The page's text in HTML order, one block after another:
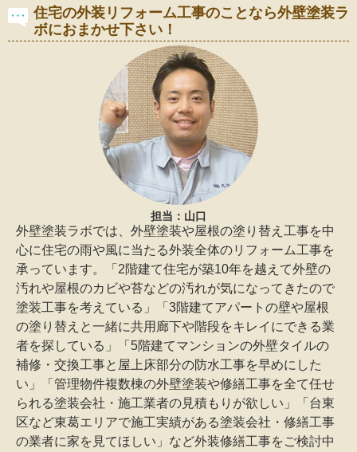
住宅の外装リフォーム工事のことなら外壁塗装ラ
ボにおまかせ下さい！
担当：山口
外壁塗装ラボでは、外壁塗装や屋根の塗り替え工事を中
心に住宅の雨や風に当たる外装全体のリフォーム工事を
承っています。「2階建て住宅が築10年を越えて外壁の
汚れや屋根のカビや苔などの汚れが気になってきたので
塗装工事を考えている」「3階建てアパートの壁や屋根
の塗り替えと一緒に共用廊下や階段をキレイにできる業
者を探している」「5階建てマンションの外壁タイルの
補修・交換工事と屋上床部分の防水工事を早めにした
い」「管理物件複数棟の外壁塗装や修繕工事を全て任せ
られる塗装会社・施工業者の見積もりが欲しい」「台東
区など東葛エリアで施工実績がある塗装会社・修繕工事
の業者に家を見てほしい」など外装修繕工事をご検討中